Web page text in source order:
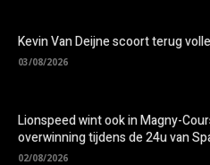
Kevin Van Deijne scoort terug
03/08/2026
Lionspeed wint ook in Magny-
overwinning tijdens de 24u van
02/08/2026